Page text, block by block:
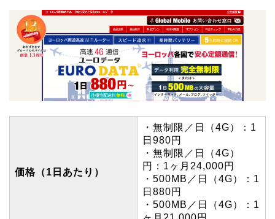
価格（1日あたり）
・無制限／日（4G）：1
日980円
・無制限／日（4G）
円：1ヶ月24,000円
・500MB／日（4G）：1
日880円
・500MB／日（4G）：1